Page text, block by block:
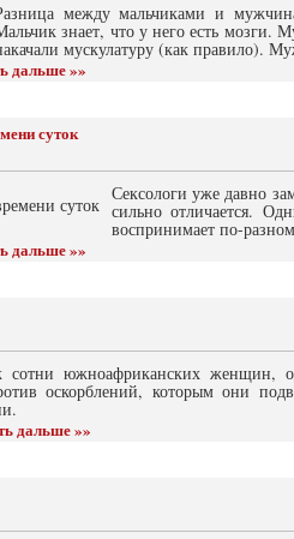
между мальчиками и
знает, что у него есть мозги.
мускулатуру (как правило).
дальше »»
суток
Сексологи уже давно
сильно отличается.
воспринимает по-
дальше »»
сотни южноафриканских женщин,
оскорблений, которым они
дальше »»